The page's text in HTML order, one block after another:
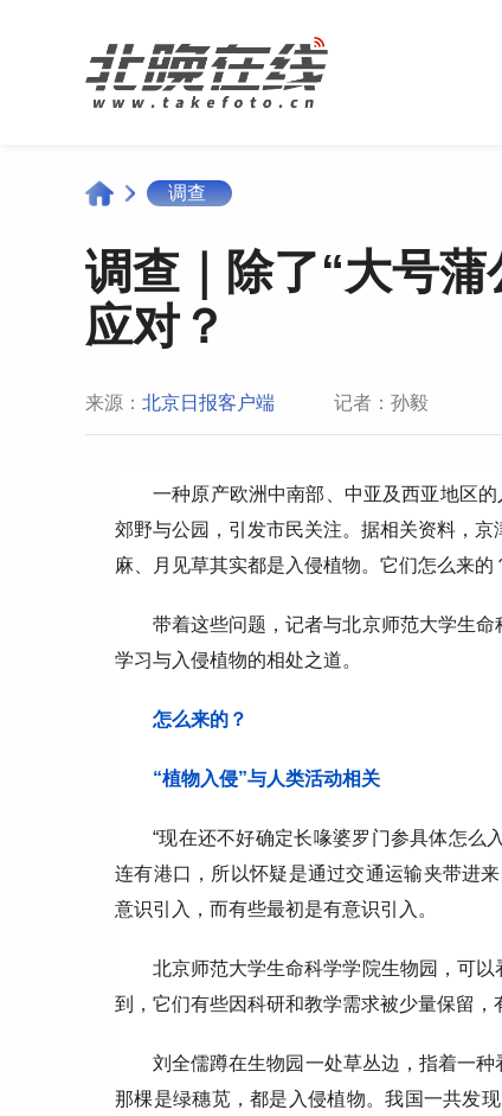
调查
调查｜除了“大号
应对？
来源： 北京日报客户端 记者：孙毅
一种原产欧洲中南部、中亚及西亚地区
郊野与公园，引发市民关注。据相关资料，
麻、月见草其实都是入侵植物。它们怎么来
带着这些问题，记者与北京师范大学生
学习与入侵植物的相处之道。
怎么来的？
“植物入侵”与人类活动相关
“现在还不好确定长喙婆罗门参具体怎么
连有港口，所以怀疑是通过交通运输夹带进
意识引入，而有些最初是有意识引入。
北京师范大学生命科学学院生物园，可
到，它们有些因科研和教学需求被少量保留，
刘全儒蹲在生物园一处草丛边，指着一种
那棵是绿穗苋，都是入侵植物。我国一共发现